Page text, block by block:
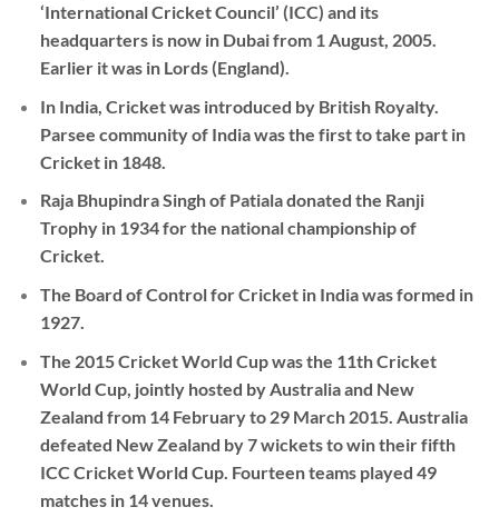
‘International Cricket Council’ (ICC) and its
headquarters is now in Dubai from 1 August, 2005.
Earlier it was in Lords (England).
In India, Cricket was introduced by British Royalty.
Parsee community of India was the first to take part in
Cricket in 1848.
Raja Bhupindra Singh of Patiala donated the Ranji
Trophy in 1934 for the national championship of
Cricket.
The Board of Control for Cricket in India was formed in
1927.
The 2015 Cricket World Cupwas the 11th Cricket
World Cup, jointly hosted by Australia and New
Zealand from 14 February to 29 March 2015. Australia
defeated New Zealand by 7 wickets to win their fifth
ICC Cricket World Cup. Fourteen teams played 49
matches in 14 venues.